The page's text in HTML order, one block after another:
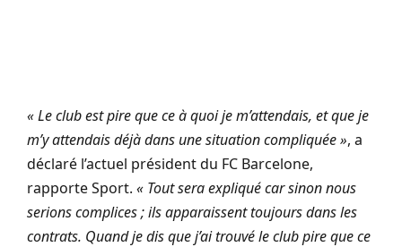
« Le club est pire que ce à quoi je m’attendais, et que je
m’y attendais déjà dans une situation compliquée », a
déclaré l’actuel président du FC Barcelone,
rapporte Sport. « Tout sera expliqué car sinon nous
serions complices ; ils apparaissent toujours dans les
contrats. Quand je dis que j’ai trouvé le club pire que ce